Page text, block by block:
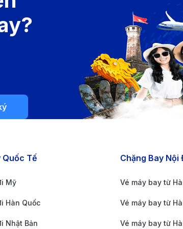
tiếp tục hành trình đến Tuy Hòa.
những lựa chọn tiết kiệm và linh hoạt
Quốc Tế
Mỹ
Hàn Quốc
Nhật Bản
Chặng Bay Nội
Vé máy bay từ
Vé máy bay từ
Vé máy bay từ